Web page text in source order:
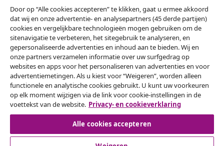
Onze sociale media
Herroeping van de overeenkomst
Een annulering voor je bestelling indienen
Herroeping van de overeenkomst
Door op “Alle cookies accepteren” te klikken, gaat u ermee akkoord
dat wij en onze advertentie- en analysepartners (45 derde partijen)
cookies en vergelijkbare technologieën mogen gebruiken om de
sitenavigatie te verbeteren, het sitegebruik te analyseren, en
gepersonaliseerde advertenties en inhoud aan te bieden. Wij en
onze partners verzamelen informatie over uw surfgedrag op
websites en apps voor het personaliseren van advertenties en voor
advertentiemetingen. Als u kiest voor “Weigeren”, worden alleen
functionele en analytische cookies gebruikt. U kunt uw voorkeuren
op elk moment wijzigen via de link voor cookie-instellingen in de
voettekst van de website. Privacy- en cookieverklaring
Alle cookies accepteren